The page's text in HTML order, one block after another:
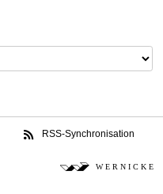
RSS-Synchronisation
W E R N I C K E